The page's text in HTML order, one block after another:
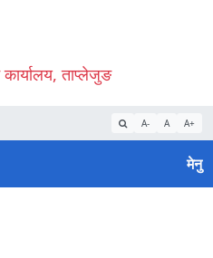
ताप्लेजुङ
A- A A+
मेनु